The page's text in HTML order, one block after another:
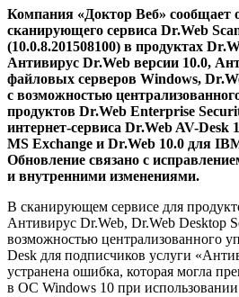
Компания «Доктор Веб» сообщает
сканирующего сервиса Dr.Web
(10.0.8.201508100) в продуктах
Антивирус Dr.Web версии 10.0,
файловых серверов Windows,
с возможностью
продуктов Dr.Web Enterprise
интернет-сервиса Dr.Web AV-Desk
MS Exchange и Dr.Web 10.0 для
Обновление связано с
и внутренними изменениями.
В сканирующем сервисе для
Антивирус Dr.Web, Dr.Web Desktop
возможностью централизованного
Desk для подписчиков услуги
устранена ошибка, которая могла
в ОС Windows 10 при использовании